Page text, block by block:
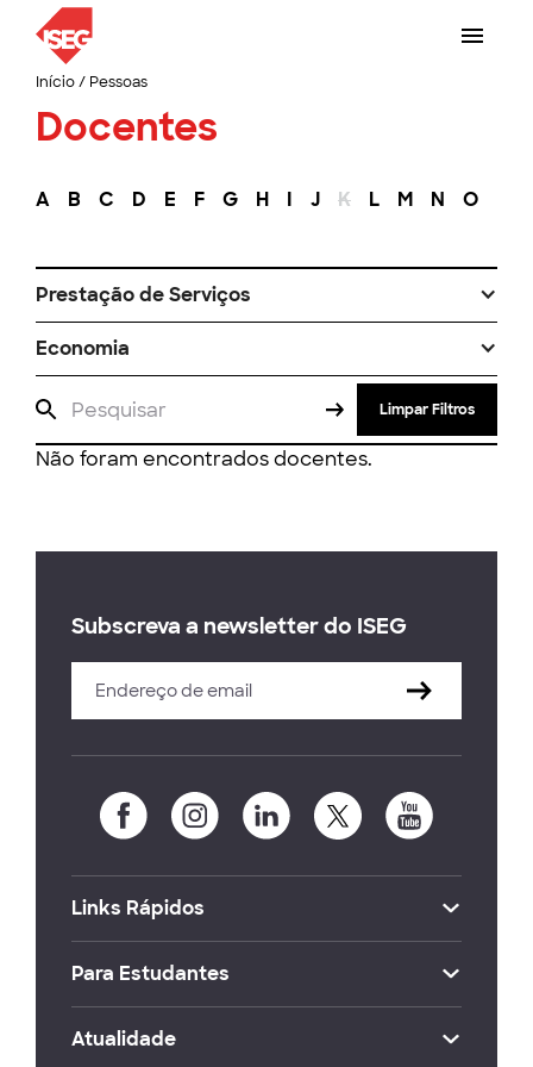
Início/ Pessoas
Docentes
A B C D E F G H I J K L M N O
Prestação de Serviços
Economia
Limpar Filtros
Não foram encontrados docentes.
Subscreva a newsletter do ISEG
Links Rápidos
Para Estudantes
Atualidade